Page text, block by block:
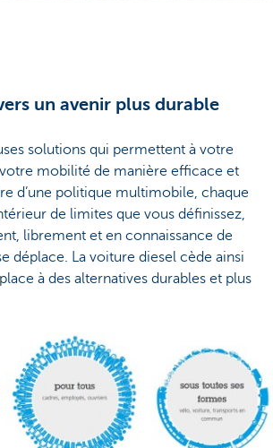
un avenir plus durable
solutions qui permettent à votre
mobilité de manière efficace et
d’une politique multimobile, chaque
de limites que vous définissez,
librement et en connaissance de
déplace. La voiture diesel cède ainsi
à des alternatives durables et plus